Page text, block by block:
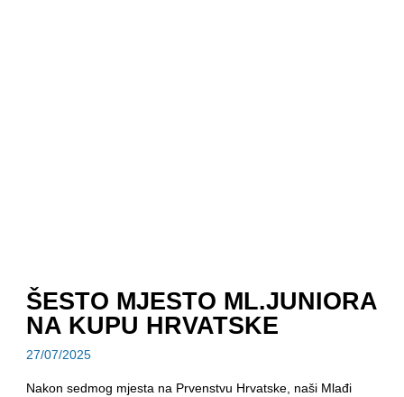
ŠESTO MJESTO ML.JUNIORA
NA KUPU HRVATSKE
27/07/2025
Nakon sedmog mjesta na Prvenstvu Hrvatske, naši Mlađi